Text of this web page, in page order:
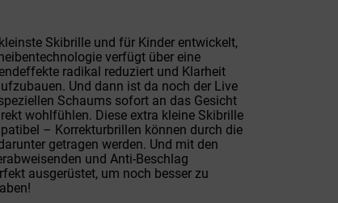
Skibrille und für Kinder entwickelt,
verfügt über eine
radikal reduziert und Klarheit
Und dann ist da noch der Live
Schaums sofort an das Gesicht
wohlfühlen. Diese extra kleine Skibrille
– Korrekturbrillen können durch die
getragen werden. Und mit den
und Anti-Beschlag
ausgerüstet, um noch besser zu